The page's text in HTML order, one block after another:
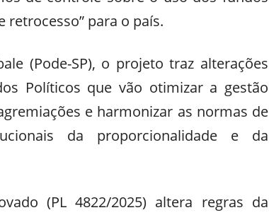
retrocesso” para o país.
(Pode-SP), o projeto traz alterações
Políticos que vão otimizar a gestão
e harmonizar as normas de
da proporcionalidade e da
(PL 4822/2025) altera regras da